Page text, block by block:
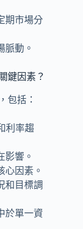
期市場分
脈動。
鍵因素？
包括：
利率趨
影響。
心因素。
和目標調
於單一資